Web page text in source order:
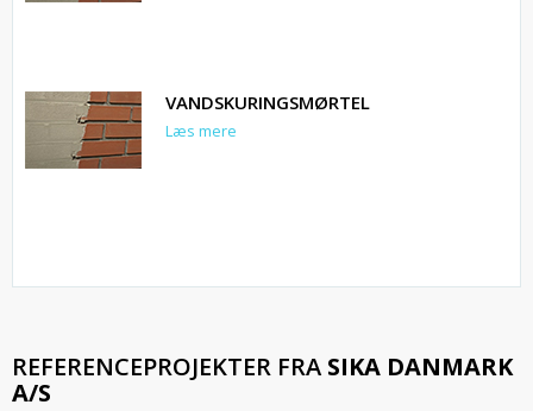
VANDSKURINGSMØRTEL
Læs mere
REFERENCEPROJEKTER FRA SIKA DANMARK
A/S